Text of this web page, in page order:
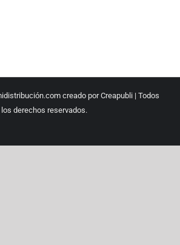
creado porCreapubli| Todos
los derechos reservados.